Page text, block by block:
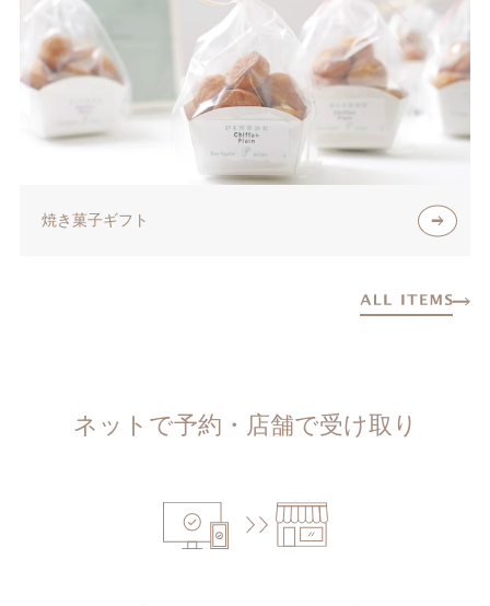
焼き菓子ギフト
ネットで予約・店舗で受け取り